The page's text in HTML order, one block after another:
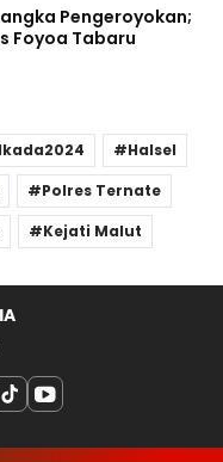
Pengeroyokan;
Foyoa Tabaru
Halsel
Polres Ternate
Kejati Malut